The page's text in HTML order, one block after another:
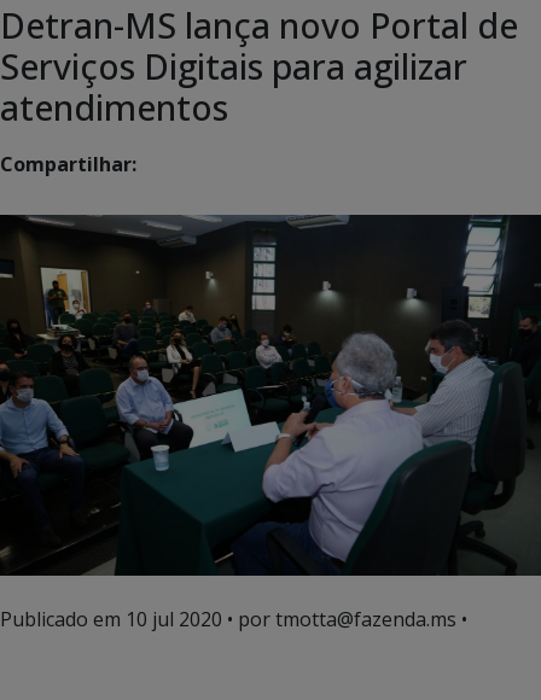
Detran-MS lança novo Portal de
Serviços Digitais para agilizar
atendimentos
Compartilhar:
Publicado em 10 jul 2020 • por tmotta@fazenda.ms •